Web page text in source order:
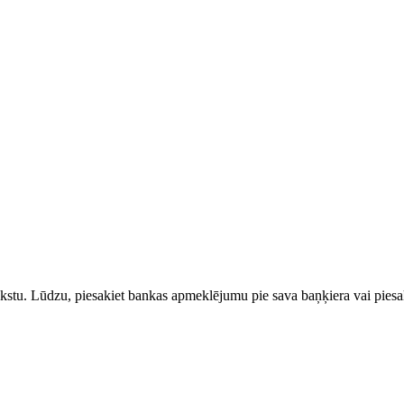
Lūdzu, piesakiet bankas apmeklējumu pie sava baņķiera vai